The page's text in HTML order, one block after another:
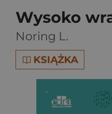
Wysoko
Noring L.
KSIĄŻKA